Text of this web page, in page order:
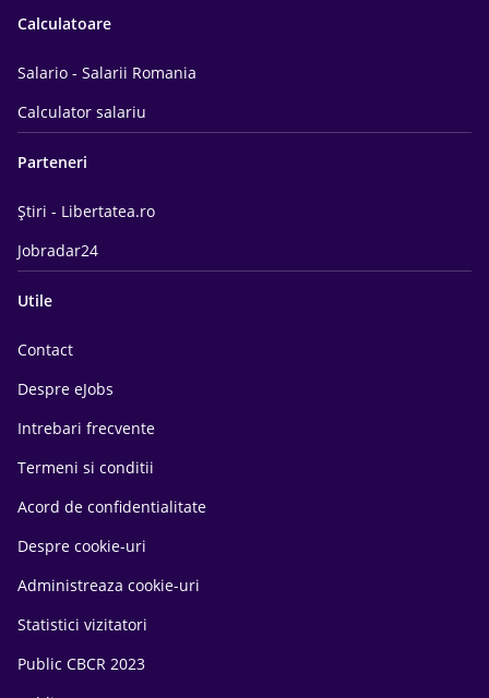
Calculatoare
Salario - Salarii Romania
Calculator salariu
Parteneri
Știri - Libertatea.ro
Jobradar24
Utile
Contact
Despre eJobs
Intrebari frecvente
Termeni si conditii
Acord de confidentialitate
Despre cookie-uri
Administreaza cookie-uri
Statistici vizitatori
Public CBCR 2023